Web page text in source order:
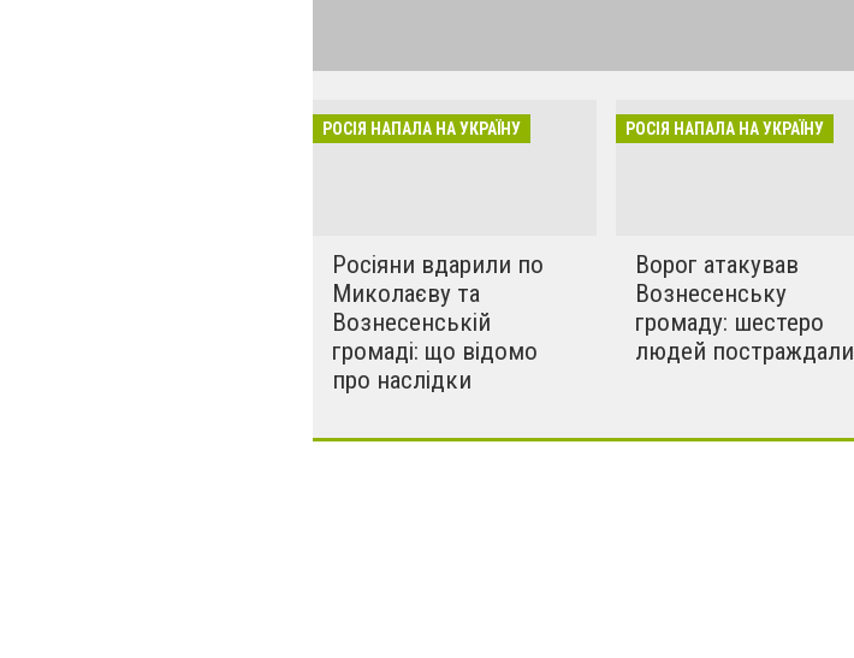
розкрадати будинки в селах. Ми боремось
за нашу свободу!!
РОСІЯ НАПАЛА НА УКРАЇНУ
Росіяни вдарили по
Миколаєву та
Вознесенській
громаді: що відомо
про наслідки
РОСІЯ НАПАЛА НА УКРАЇНУ
Ворог атакував
Вознесенську
громаду: шестеро
людей постраждали